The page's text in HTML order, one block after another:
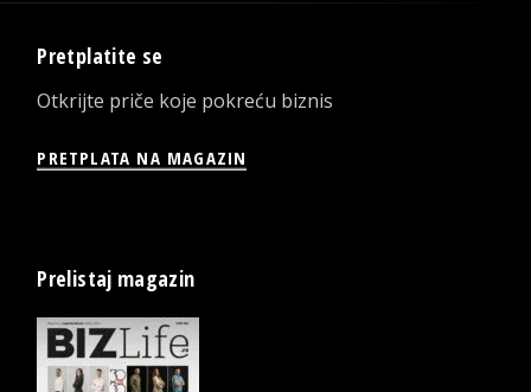
Pretplatite se
Otkrijte priče koje pokreću biznis
PRETPLATA NA MAGAZIN
Prelistaj magazin